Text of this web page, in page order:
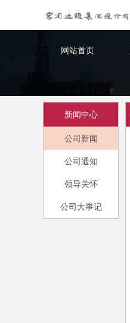
网站首页
新闻中心
公司新闻
公司通知
领导关怀
公司大事记